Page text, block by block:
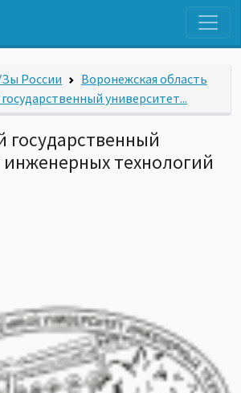
России
Воронежская область
университет...
государственный
технологий